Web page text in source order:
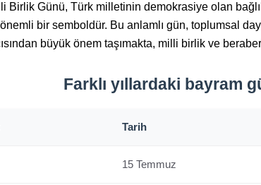
Birlik Günü, Türk milletinin demokrasiye olan
bir semboldür. Bu anlamlı gün, toplumsal
büyük önem taşımakta, milli birlik ve
Farklı yıllardaki bayram
Tarih
15 Temmuz